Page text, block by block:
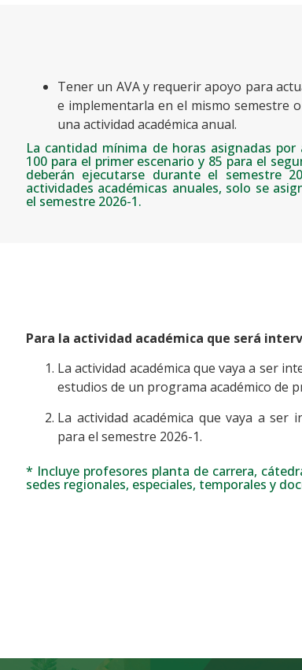
Tener un AVA y requerir apoyo para
e implementarla en el mismo semestre
una actividad académica anual.
La cantidad mínima de horas asignadas
100 para el primer escenario y 85 para el
deberán ejecutarse durante el semestre
actividades académicas anuales, solo se
el semestre 2026-1.
Para la actividad académica que será
La actividad académica que vaya a ser
estudios de un programa académico de
La actividad académica que vaya a ser
para el semestre 2026-1.
* Incluye profesores planta de carrera,
sedes regionales, especiales, temporales y